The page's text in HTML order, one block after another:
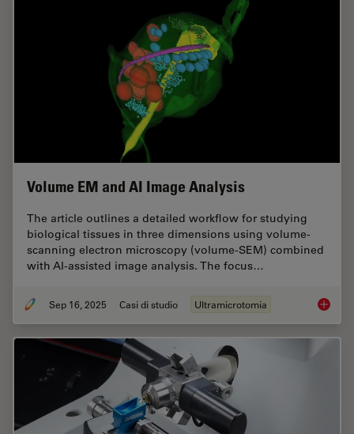
Volume EM and AI Image Analysis
The article outlines a detailed workflow for studying
biological tissues in three dimensions using volume-
scanning electron microscopy (volume-SEM) combined
with AI-assisted image analysis. The focus…
Sep 16, 2025 Casi di studio Ultramicrotomia Volume